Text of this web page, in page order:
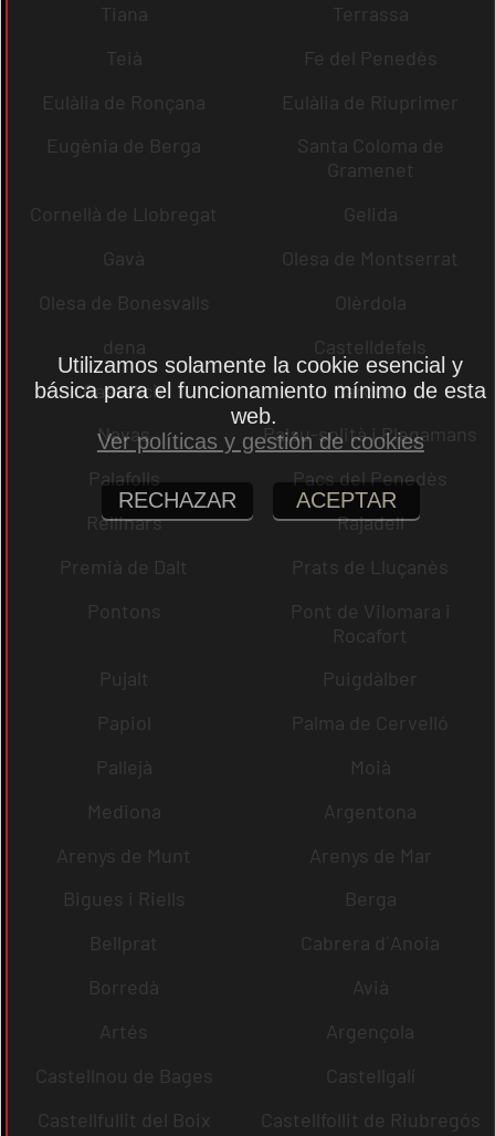
Tiana
Terrassa
Teià
Fe del Penedès
Eulàlia de Ronçana
Eulàlia de Riuprimer
Eugènia de Berga
Santa Coloma de
Gramenet
Cornellà de Llobregat
Gelida
Gavà
Olesa de Montserrat
Olesa de Bonesvalls
Olèrdola
dena
Castelldefels
Castellcir
Cardona
Navas
Palau-solità i Plegamans
Palafolls
Pacs del Penedès
Rellinars
Rajadell
Premià de Dalt
Prats de Lluçanès
Pontons
Pont de Vilomara i
Rocafort
Pujalt
Puigdàlber
Papiol
Palma de Cervelló
Pallejà
Moià
Mediona
Argentona
Arenys de Munt
Arenys de Mar
Bigues i Riells
Berga
Bellprat
Cabrera d´Anoia
Borredà
Avià
Artés
Argençola
Castellnou de Bages
Castellgalí
Castellfullit del Boix
Castellfollit de Riubregós
Utilizamos solamente la cookie esencial y
básica para el funcionamiento mínimo de esta
web.
Ver políticas y gestión de cookies
RECHAZAR ACEPTAR